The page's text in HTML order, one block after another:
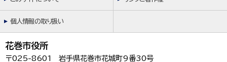
個人情報の取り扱い
花巻市役所
〒025-8601 岩手県花巻市花城町9番30号